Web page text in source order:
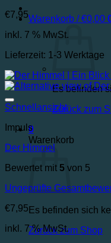
Warenkorb /€0,00
Es befinden
Zurück zum
0
Warenkorb
Es befinden sich
Zurück zum Shop
€7,95
inkl. 7 % MwSt.
Lieferzeit: 1-3 Werktage
Schnellansicht
Impuls
Der Himmel
Bewertet mit 5 von 5
Ungeprüfte
€7,95
inkl. 7 % MwSt.